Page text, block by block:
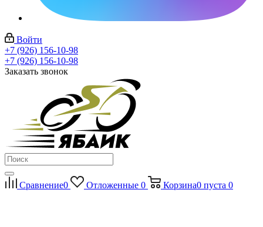
Войти
+7 (926) 156-10-98
+7 (926) 156-10-98
Заказать звонок
Сравнение0 Отложенные 0 Корзина0 пуста 0